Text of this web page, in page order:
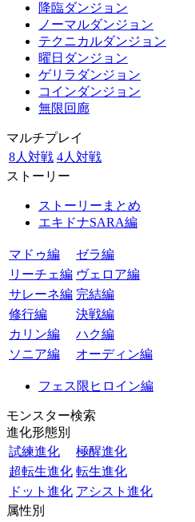
降臨ダンジョン
ノーマルダンジョン
テクニカルダンジョン
曜日ダンジョン
ゲリラダンジョン
コインダンジョン
無限回廊
マルチプレイ
8人対戦 4人対戦
ストーリー
ストーリーまとめ
エキドナSARA編
マドゥ編
ゼラ編
リーチェ編 ヴェロア編
サレーネ編 完結編
修行編
決戦編
カリン編
ハク編
ソニア編
オーディン編
フェス限ヒロイン編
モンスター検索
進化形態別
試練進化
極醒進化
超転生進化 転生進化
ドット進化 アシスト進化
属性別